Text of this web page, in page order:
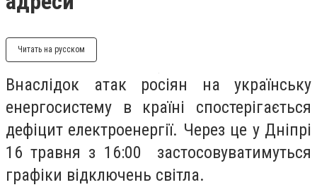
Читать на русском
Внаслідок атак росіян на українську
енергосистему в країні спостерігається
дефіцит електроенергії. Через це у Дніпрі
16 травня з 16:00 застосовуватимуться
графіки відключень світла.